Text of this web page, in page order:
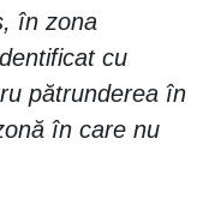
în zona
cu
pătrunderea în
în care nu